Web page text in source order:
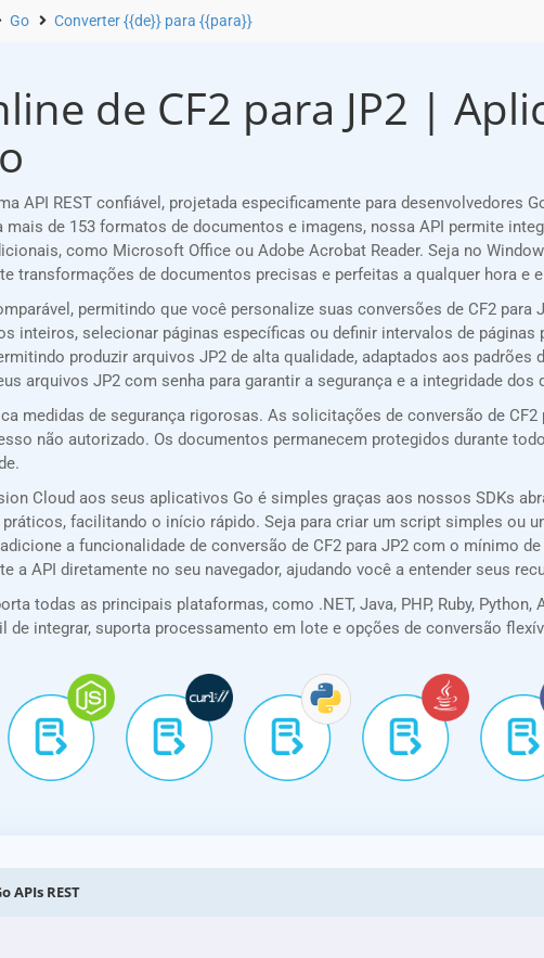
Go Converter {{de}} para {{para}}
de CF2 para JP2 |
API REST confiável, projetada especificamente para desenvolvedores
de 153 formatos de documentos e imagens, nossa API permite
como Microsoft Office ou Adobe Acrobat Reader. Seja no
transformações de documentos precisas e perfeitas a qualquer hora e
permitindo que você personalize suas conversões de CF2
inteiros, selecionar páginas específicas ou definir intervalos de
produzir arquivos JP2 de alta qualidade, adaptados aos
arquivos JP2 com senha para garantir a segurança e a integridade dos
medidas de segurança rigorosas. As solicitações de conversão de
não autorizado. Os documentos permanecem protegidos durante
Cloud aos seus aplicativos Go é simples graças aos nossos SDKs
facilitando o início rápido. Seja para criar um script simples ou
a funcionalidade de conversão de CF2 para JP2 com o mínimo
a API diretamente no seu navegador, ajudando você a entender seus
todas as principais plataformas, como .NET, Java, PHP, Ruby,
de integrar, suporta processamento em lote e opções de conversão
APIs REST